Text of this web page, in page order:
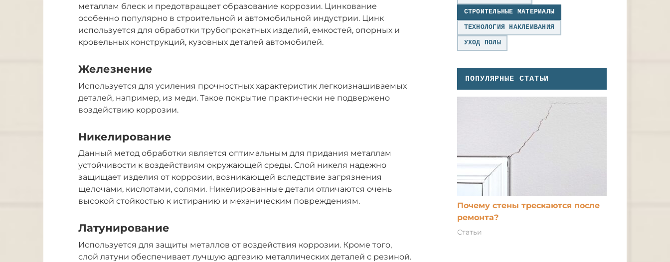
металлам блеск и предотвращает образование коррозии. Цинкование
особенно популярно в строительной и автомобильной индустрии. Цинк
используется для обработки трубопрокатных изделий, емкостей, опорных и
кровельных конструкций, кузовных деталей автомобилей.
Железнение
Используется для усиления прочностных характеристик легкоизнашиваемых
деталей, например, из меди. Такое покрытие практически не подвержено
воздействию коррозии.
Никелирование
Данный метод обработки является оптимальным для придания металлам
устойчивости к воздействиям окружающей среды. Слой никеля надежно
защищает изделия от коррозии, возникающей вследствие загрязнения
щелочами, кислотами, солями. Никелированные детали отличаются очень
высокой стойкостью к истиранию и механическим повреждениям.
Латунирование
Используется для защиты металлов от воздействия коррозии. Кроме того,
слой латуни обеспечивает лучшую адгезию металлических деталей с резиной.
СТРОИТЕЛЬНЫЕ МАТЕРИАЛЫ
ТЕХНОЛОГИЯ НАКЛЕИВАНИЯ
УХОД ПОЛЫ
ПОПУЛЯРНЫЕ СТАТЬИ
Почему стены трескаются после
ремонта?
Статьи